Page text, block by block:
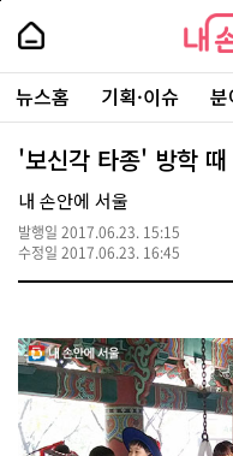
본
로
가
내
손
안
에
서
울
-
서
울
시
대
표
소
털
내
손
에
울
주
요
서
뉴스홈 기획·이슈 분
'보신각 타종' 방학
내 손안에 서울
발행일 2017.06.23. 15:15
수정일 2017.06.23. 16:45
페
상
단
로